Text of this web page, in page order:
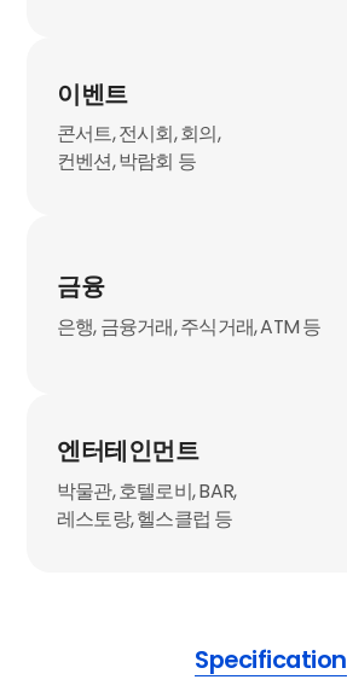
이벤트
콘서트, 전시회, 회의,
컨벤션, 박람회 등
금융
은행, 금융거래, 주식거래, ATM 등
엔터테인먼트
박물관, 호텔로비, BAR,
레스토랑, 헬스클럽 등
Specification